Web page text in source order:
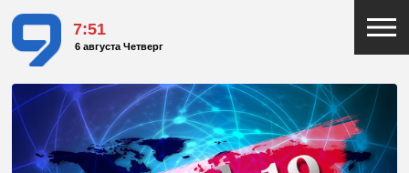
7:51
6 августа Четверг